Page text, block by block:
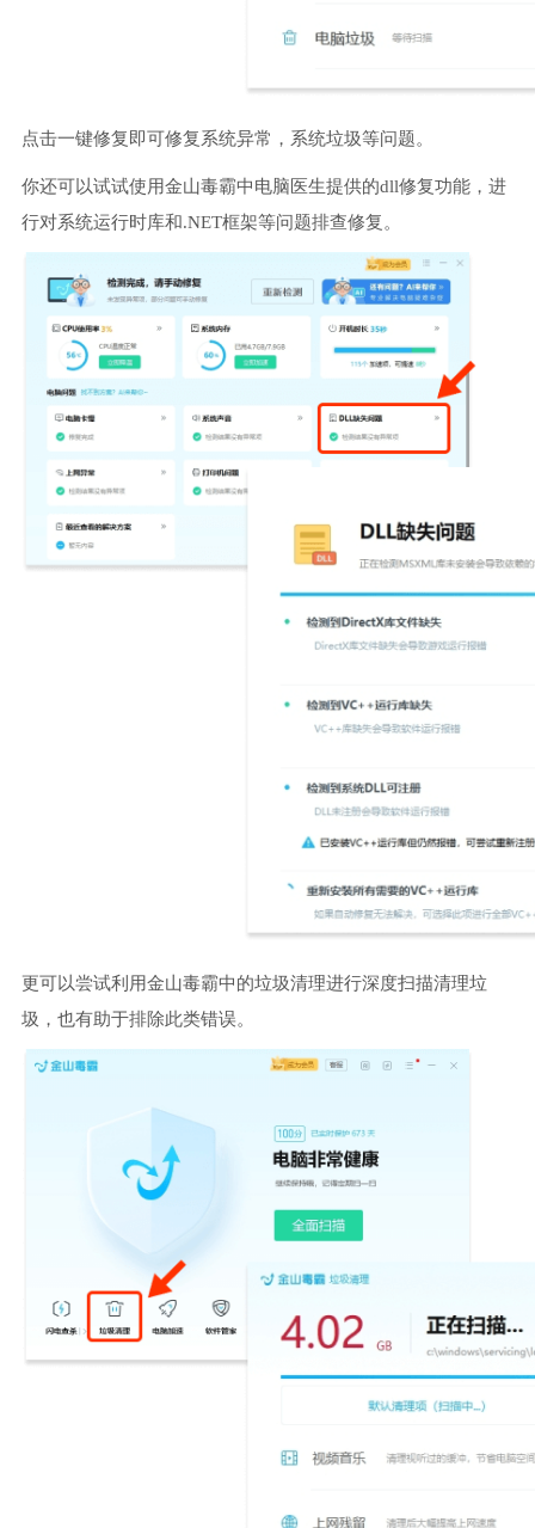
点击一键修复即可修复系统异常，系统垃圾等问题。
你还可以试试使用金山毒霸中电脑医生提供的dll修复功能，进
行对系统运行时库和.NET框架等问题排查修复。
更可以尝试利用金山毒霸中的垃圾清理进行深度扫描清理垃
圾，也有助于排除此类错误。